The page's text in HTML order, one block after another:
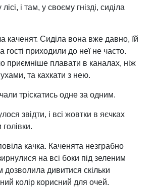
і там, у своєму гнізді, сиділа
каченят. Сиділа вона вже давно, їй
гості приходили до неї не часто.
приємніше плавати в каналах, ніж
та кахкати з нею.
тріскатись одне за одним.
звідти, і всі жовтки в яєчках
качка. Каченята незграбно
на всі боки під зеленим
дивитися скільки
колір корисний для очей.